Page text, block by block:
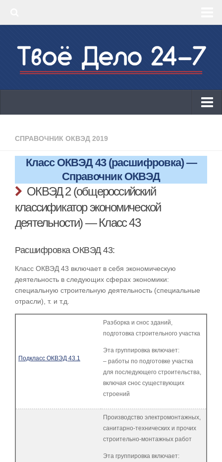
‣ КБК 2019
ОКВЭД 2019
Онлайн-кассы 2019: 54-ФЗ!
Законодательство
СПРАВОЧНИК ОКВЭД 2019
Класс ОКВЭД 43 (расшифровка) —
Справочник ОКВЭД
ОКВЭД 2 (общероссийский
классификатор экономической
деятельности) — Класс 43
Расшифровка ОКВЭД 43:
Класс ОКВЭД 43 включает в себя экономическую
деятельность в следующих сферах экономики:
специальную строительную деятельность (специальные
отрасли), т. и т.д.
Подкласс ОКВЭД 43.1
Разборка и снос зданий,
подготовка строительного участка
Эта группировка включает:
– работы по подготовке участка
для последующего строительства,
включая снос существующих
строений
Производство электромонтажных,
санитарно-технических и прочих
строительно-монтажных работ
Эта группировка включает: